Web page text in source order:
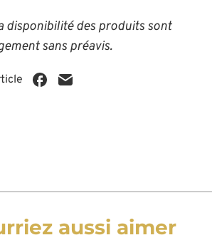
disponibilité des produits sont
sans préavis.
aussi aimer